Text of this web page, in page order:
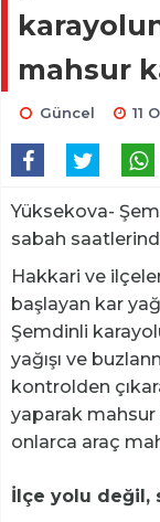
mahsur
Güncel 11
Yüksekova-
sabah
Hakkari ve
başlayan kar
Şemdinli
yağışı ve
kontrolden
yaparak mahsur
onlarca araç
İlçe yolu değil,